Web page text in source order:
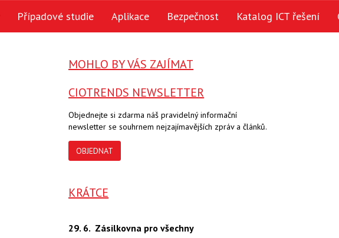
Případové studie Aplikace Bezpečnost Katalog ICT řešení
MOHLO BY VÁS ZAJÍMAT
CIOTRENDS NEWSLETTER
Objednejte si zdarma náš pravidelný informační
newsletter se souhrnem nejzajímavějších zpráv a článků.
OBJEDNAT
KRÁTCE
29. 6. Zásilkovna pro všechny